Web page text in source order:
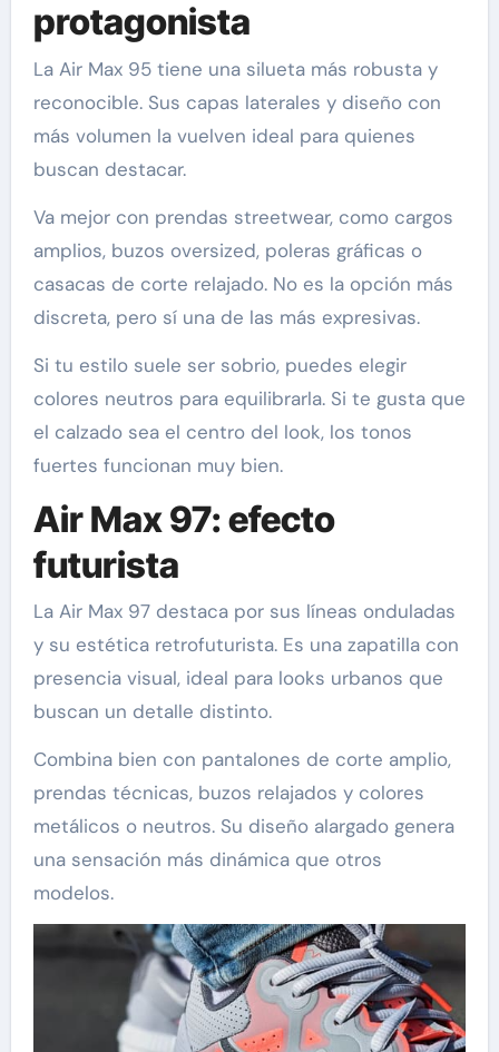
protagonista
La Air Max 95 tiene una silueta más robusta y
reconocible. Sus capas laterales y diseño con
más volumen la vuelven ideal para quienes
buscan destacar.
Va mejor con prendas streetwear, como cargos
amplios, buzos oversized, poleras gráficas o
casacas de corte relajado. No es la opción más
discreta, pero sí una de las más expresivas.
Si tu estilo suele ser sobrio, puedes elegir
colores neutros para equilibrarla. Si te gusta que
el calzado sea el centro del look, los tonos
fuertes funcionan muy bien.
Air Max 97: efecto
futurista
La Air Max 97 destaca por sus líneas onduladas
y su estética retrofuturista. Es una zapatilla con
presencia visual, ideal para looks urbanos que
buscan un detalle distinto.
Combina bien con pantalones de corte amplio,
prendas técnicas, buzos relajados y colores
metálicos o neutros. Su diseño alargado genera
una sensación más dinámica que otros
modelos.